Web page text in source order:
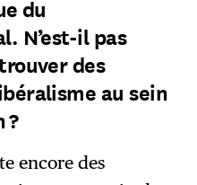
du
N’est-il pas
des
au sein
?
encore des